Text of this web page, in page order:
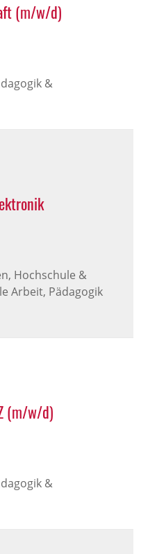
(m/w/d)
&
Hochschule &
Arbeit, Pädagogik
(m/w/d)
&